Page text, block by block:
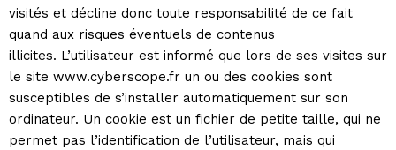
visités et décline donc toute responsabilité de ce fait
quand aux risques éventuels de contenus
illicites. L’utilisateur est informé que lors de ses visites sur
le site www.cyberscope.fr un ou des cookies sont
susceptibles de s’installer automatiquement sur son
ordinateur. Un cookie est un fichier de petite taille, qui ne
permet pas l’identification de l’utilisateur, mais qui